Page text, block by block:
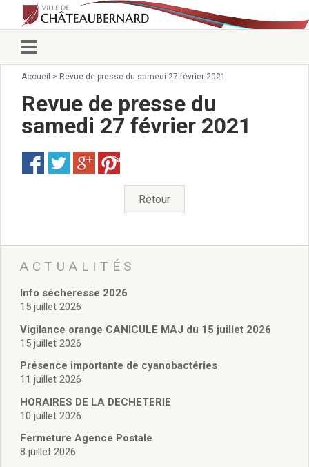
Vie municipale
Conseillers municipaux
Commissions 2026
Arrêtés du Maire
Services municipaux
Pour venir nous voir
administratives
Services Techniques
Affaires Scolaires
Vie associative
Police Municipale/règlementation
Cimetière/réglementation funéraire
Services en ligne
Licences boissons
Cadastre
Actes d’état civil
Accueil > Revue de presse du samedi 27 février 2021
Revue de presse du
samedi 27 février 2021
Save
Retour
ACTUALITÉS
Info sécheresse 2026
15 juillet 2026
Vigilance orange CANICULE MAJ du 15 juillet 2026
15 juillet 2026
Présence importante de cyanobactéries
11 juillet 2026
HORAIRES DE LA DECHETERIE
10 juillet 2026
Fermeture Agence Postale
8 juillet 2026